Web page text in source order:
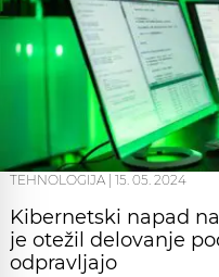
TEHNOLOGIJA 15. 05. 2024
Kibernetski napad
je otežil delovanje
odpravljajo